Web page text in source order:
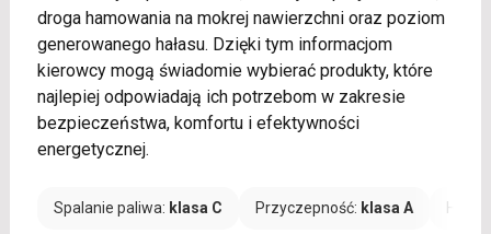
droga hamowania na mokrej nawierzchni oraz poziom
generowanego hałasu. Dzięki tym informacjom
kierowcy mogą świadomie wybierać produkty, które
najlepiej odpowiadają ich potrzebom w zakresie
bezpieczeństwa, komfortu i efektywności
energetycznej.
Spalanie paliwa: klasa C Przyczepność: klasa A